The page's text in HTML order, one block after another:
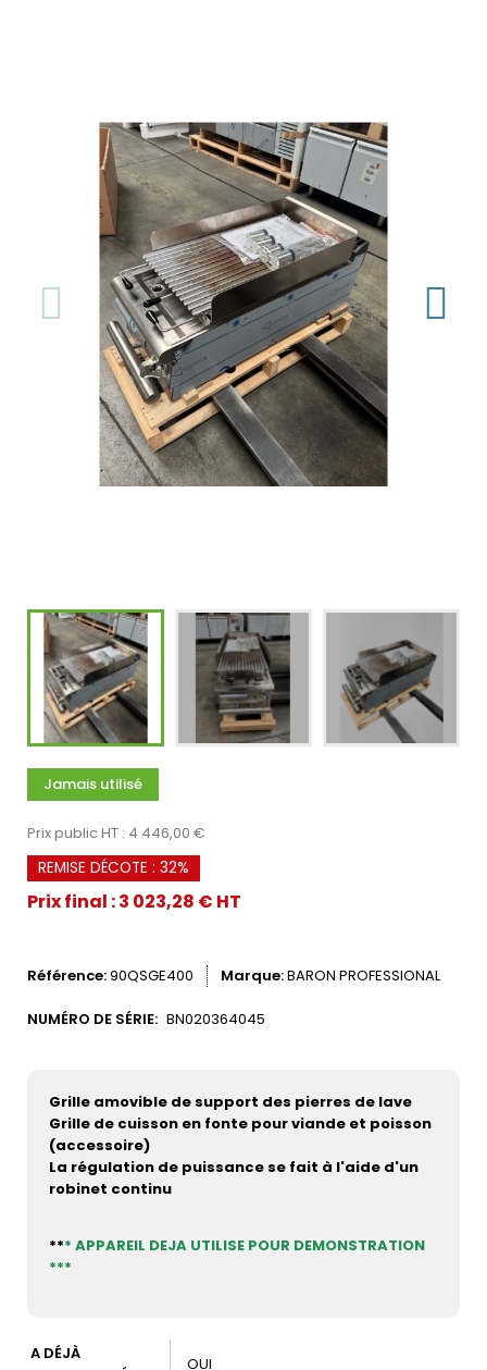
Jamais utilisé
Prix public HT : 4 446,00 €
REMISE DÉCOTE : 32%
Prix final : 3 023,28 € HT
Référence 90QSGE400 Marque BARON PROFESSIONAL
NUMÉRO DE SÉRIE: BN020364045
Grille amovible de support des pierres de lave
Grille de cuisson en fonte pour viande et poisson
(accessoire)
La régulation de puissance se fait à l'aide d'un
robinet continu
*** APPAREIL DEJA UTILISE POUR DEMONSTRATION
***
A DÉJÀ
OUI